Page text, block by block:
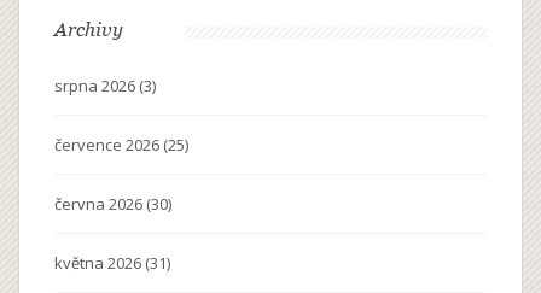
Archivy
srpna 2026 (3)
července 2026 (25)
června 2026 (30)
května 2026 (31)